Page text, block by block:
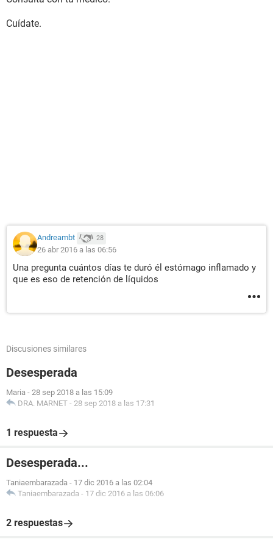
Cuídate.
Andreambt 28
26 abr 2016 a las 06:56
Una pregunta cuántos días te duró él estómago inflamado y
que es eso de retención de líquidos
Discusiones similares
Desesperada
Maria - 28 sep 2018 a las 15:09
DRA. MARNET - 28 sep 2018 a las 17:31
1 respuesta
Desesperada...
Taniaembarazada - 17 dic 2016 a las 02:04
Taniaembarazada - 17 dic 2016 a las 06:06
2 respuestas